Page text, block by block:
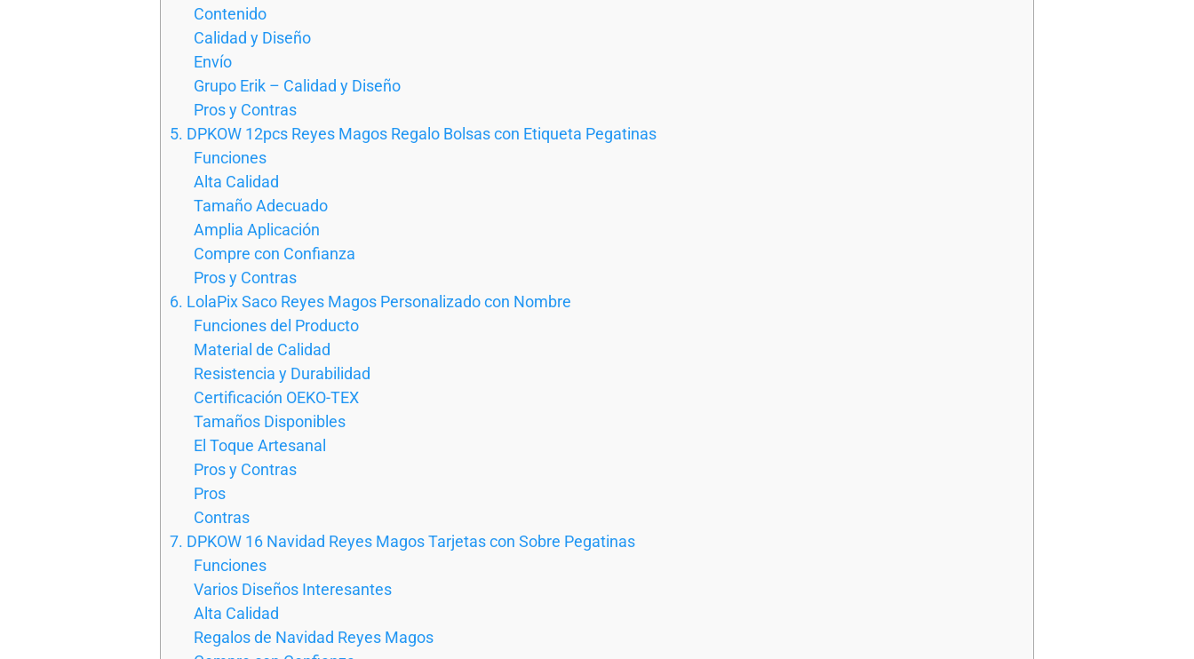
Contenido
Calidad y Diseño
Envío
Grupo Erik – Calidad y Diseño
Pros y Contras
5. DPKOW 12pcs Reyes Magos Regalo Bolsas con Etiqueta Pegatinas
Funciones
Alta Calidad
Tamaño Adecuado
Amplia Aplicación
Compre con Confianza
Pros y Contras
6. LolaPix Saco Reyes Magos Personalizado con Nombre
Funciones del Producto
Material de Calidad
Resistencia y Durabilidad
Certificación OEKO-TEX
Tamaños Disponibles
El Toque Artesanal
Pros y Contras
Pros
Contras
7. DPKOW 16 Navidad Reyes Magos Tarjetas con Sobre Pegatinas
Funciones
Varios Diseños Interesantes
Alta Calidad
Regalos de Navidad Reyes Magos